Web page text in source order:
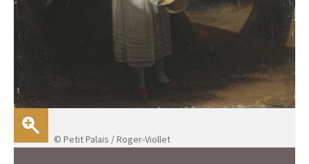
© Petit Palais / Roger-Viollet